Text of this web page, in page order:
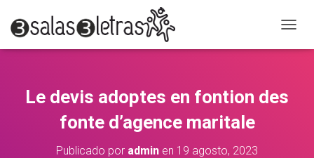
A
Le devis adoptes en fontion des
fonte d’agence maritale
Publicado por admin en 19 agosto, 2023